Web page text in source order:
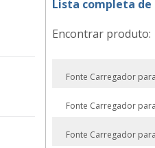
Lista completa
Encontrar produto:
Fonte Carregador
Fonte Carregador
Fonte Carregador